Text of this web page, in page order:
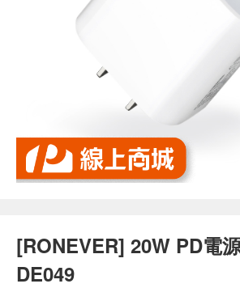
[RONEVER] 20W PD電
DE049